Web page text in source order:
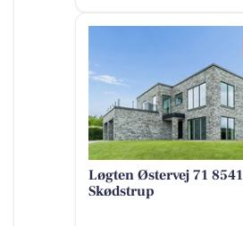
Løgten Østervej 71 8541
Skødstrup